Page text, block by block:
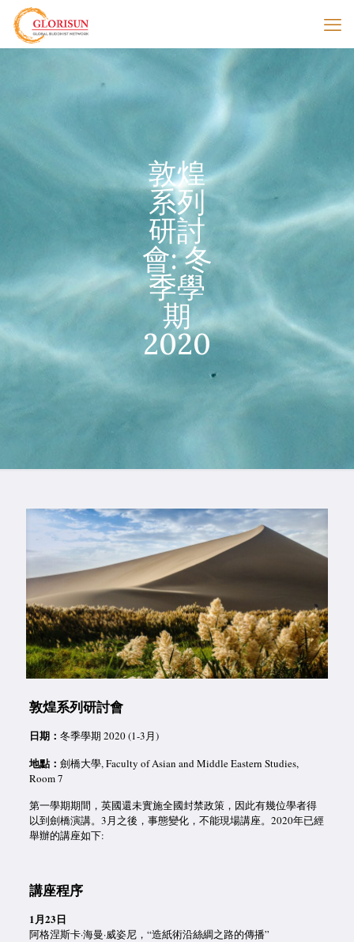
敦煌
系列
研討
會: 冬
季學
期
2020
敦煌系列研討會
日期： 冬季學期 2020 (1-3月)
地點： 劍橋大學, Faculty of Asian and Middle Eastern Studies,
Room 7
第一學期期間，英國還未實施全國封禁政策，因此有幾位學者得
以到劍橋演講。 3月之後，事態變化，不能現場講座。 2020年已經
舉辦的講座如下:
講座程序
1月23日
阿格涅斯卡·海曼·威姿尼，“造紙術沿絲綢之路的傳播”